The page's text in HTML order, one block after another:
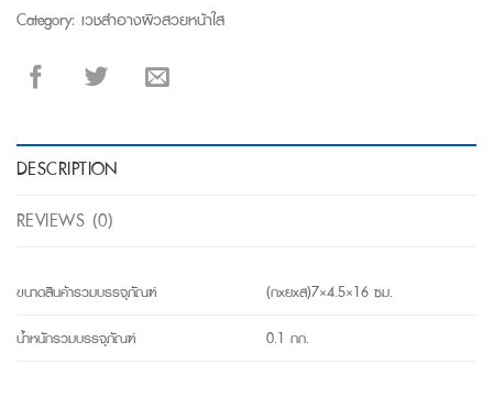
Category: เวชสำอางผิวสวยหน้าใส
DESCRIPTION
REVIEWS (0)
ขนาดสินค้ารวมบรรจุภัณฑ์
(กxยxส)7×4.5×16 ซม.
น้ำหนักรวมบรรจุภัณฑ์
0.1 กก.